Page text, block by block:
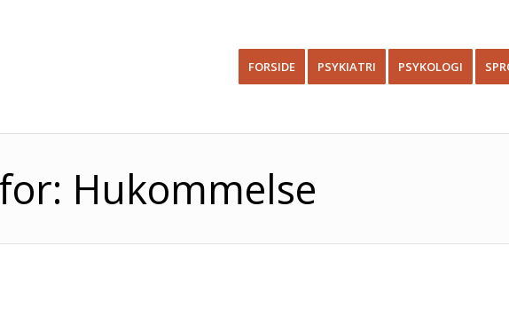
FORSIDE PSYKIATRI PSYKOLOGI
Hukommelse